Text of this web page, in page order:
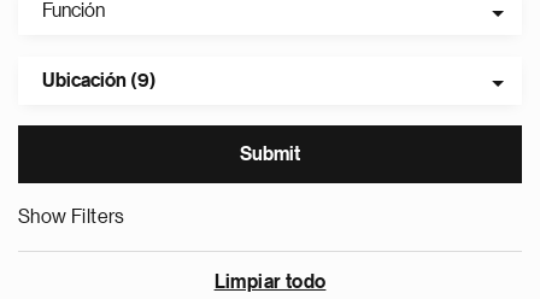
Función
Ubicación (9)
Show Filters
Limpiar todo